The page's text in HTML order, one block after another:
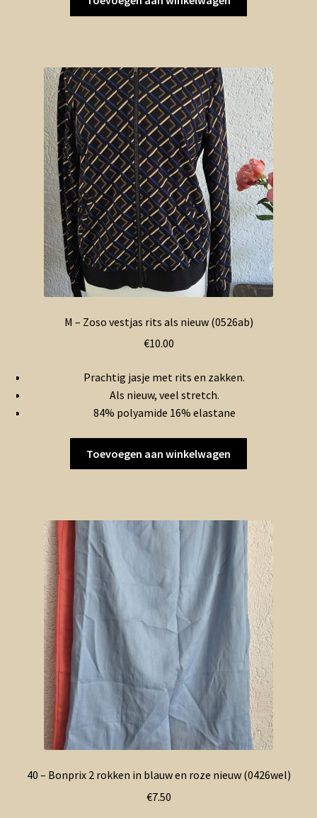
M – Zoso vestjas rits als nieuw (0526ab)
€10.00
Prachtig jasje met rits en zakken.
Als nieuw, veel stretch.
84% polyamide 16% elastane
Toevoegen aan winkelwagen
40 – Bonprix 2 rokken in blauw en roze nieuw (0426wel)
€7.50